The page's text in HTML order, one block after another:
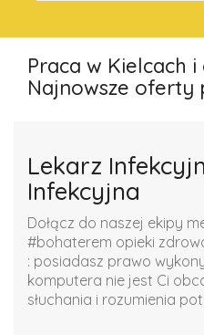
Praca w Kielcach
Najnowsze oferty
Lekarz
Infekcyjna
Dołącz do naszej ekipy
#bohaterem opieki
: posiadasz prawo
komputera nie jest Ci
słuchania i rozumienia